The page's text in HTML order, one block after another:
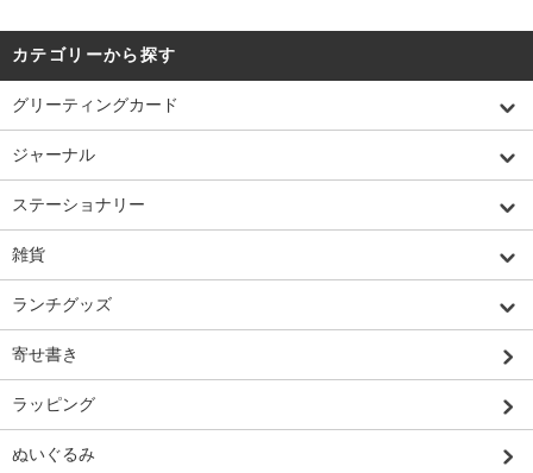
カテゴリーから探す
グリーティングカード
ジャーナル
ステーショナリー
雑貨
ランチグッズ
寄せ書き
ラッピング
ぬいぐるみ